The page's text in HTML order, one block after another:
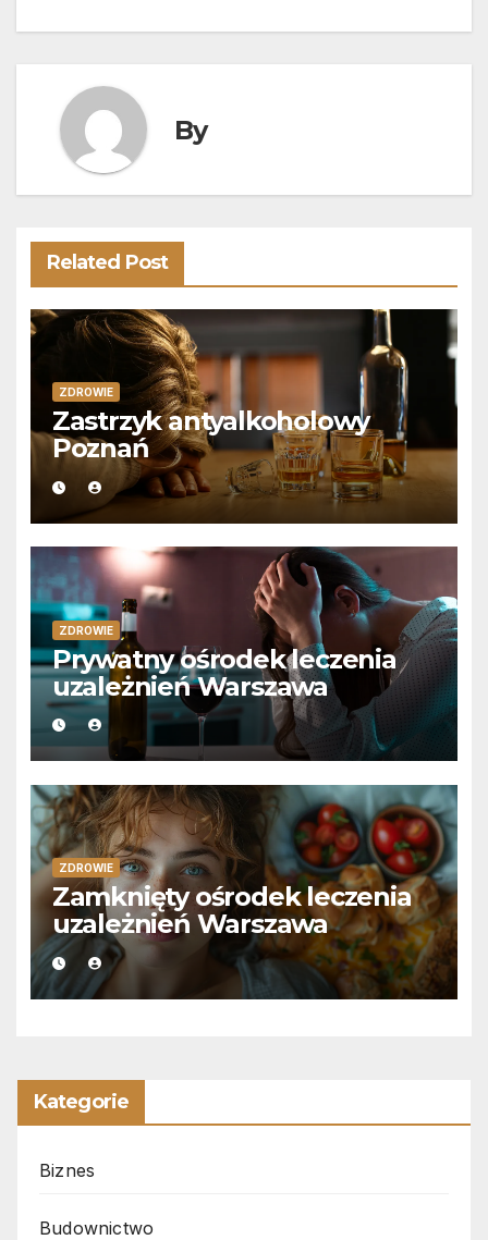
wpisu
By
Related Post
ZDROWIE
Zastrzyk antyalkoholowy
Poznań
ZDROWIE
Prywatny ośrodek leczenia
uzależnień Warszawa
ZDROWIE
Zamknięty ośrodek leczenia
uzależnień Warszawa
Kategorie
Biznes
Budownictwo